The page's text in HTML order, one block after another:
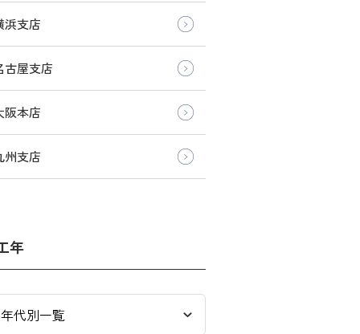
浜支店
古屋支店
阪本店
州支店
年